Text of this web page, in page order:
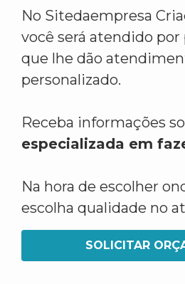
No Sitedaempresa
você será atendido por
que lhe dão
personalizado.
Receba informações
especializada em
Na hora de escolher
escolha qualidade no
SOLICITAR